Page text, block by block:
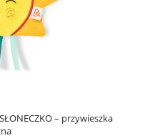
– przywieszka